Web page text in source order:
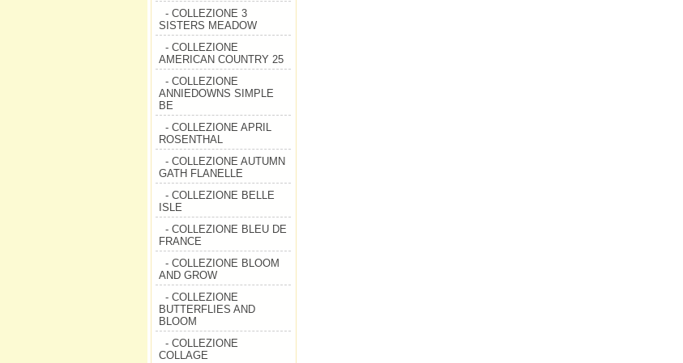
- COLLEZIONE 3
SISTERS MEADOW
- COLLEZIONE
AMERICAN COUNTRY 25
- COLLEZIONE
ANNIEDOWNS SIMPLE
BE
- COLLEZIONE APRIL
ROSENTHAL
- COLLEZIONE AUTUMN
GATH FLANELLE
- COLLEZIONE BELLE
ISLE
- COLLEZIONE BLEU DE
FRANCE
- COLLEZIONE BLOOM
AND GROW
- COLLEZIONE
BUTTERFLIES AND
BLOOM
- COLLEZIONE
COLLAGE